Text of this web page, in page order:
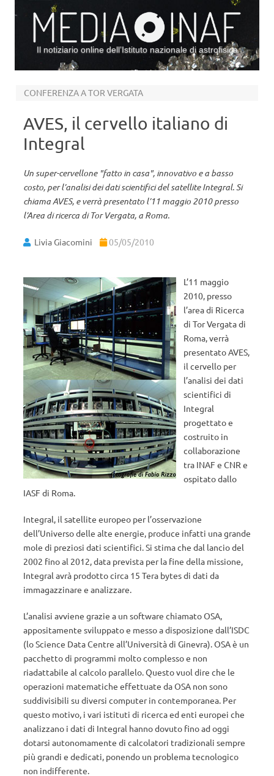
Il notiziario online dell’Istituto nazionale di astrofisica
CONFERENZA A TOR VERGATA
AVES, il cervello italiano di
Integral
Un super-cervellone "fatto in casa", innovativo e a basso
costo, per l’analisi dei dati scientifici del satellite Integral. Si
chiama AVES, e verrà presentato l’11 maggio 2010 presso
l’Area di ricerca di Tor Vergata, a Roma.
Livia Giacomini 05/05/2010
L’11 maggio
2010, presso
l’area di Ricerca
di Tor Vergata di
Roma, verrà
presentato AVES,
il cervello per
l’analisi dei dati
scientifici di
Integral
progettato e
costruito in
collaborazione
tra INAF e CNR e
ospitato dallo
IASF di Roma.
Integral, il satellite europeo per l’osservazione
dell’Universo delle alte energie, produce infatti una grande
mole di preziosi dati scientifici. Si stima che dal lancio del
2002 fino al 2012, data prevista per la fine della missione,
Integral avrà prodotto circa 15 Tera bytes di dati da
immagazzinare e analizzare.
L’analisi avviene grazie a un software chiamato OSA,
appositamente sviluppato e messo a disposizione dall’ISDC
(lo Science Data Centre all’Università di Ginevra). OSA è un
pacchetto di programmi molto complesso e non
riadattabile al calcolo parallelo. Questo vuol dire che le
operazioni matematiche effettuate da OSA non sono
suddivisibili su diversi computer in contemporanea. Per
questo motivo, i vari istituti di ricerca ed enti europei che
analizzano i dati di Integral hanno dovuto fino ad oggi
dotarsi autonomamente di calcolatori tradizionali sempre
più grandi e dedicati, ponendo un problema tecnologico
non indifferente.